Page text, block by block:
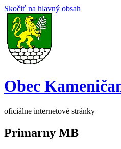
Skočiť na hlavný obsah
Obec
oficiálne internetové stránky
Primarny MB